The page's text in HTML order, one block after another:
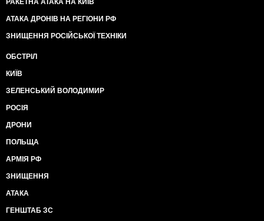
РАКЕТНА АТАКА НА КИЇВ
АТАКА ДРОНІВ НА РЕГІОНИ РФ
ЗНИЩЕННЯ РОСІЙСЬКОЇ ТЕХНІКИ
ОБСТРІЛ
КИЇВ
ЗЕЛЕНСЬКИЙ ВОЛОДИМИР
РОСІЯ
ДРОНИ
ПОЛЬЩА
АРМІЯ РФ
ЗНИЩЕННЯ
АТАКА
ГЕНШТАБ ЗС